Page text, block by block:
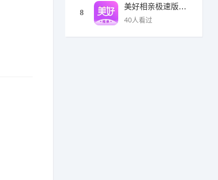
8
美好相亲极速版下载
40人看过